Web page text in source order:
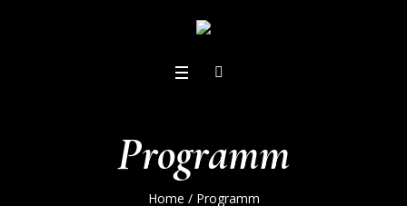
Programm
Home / Programm